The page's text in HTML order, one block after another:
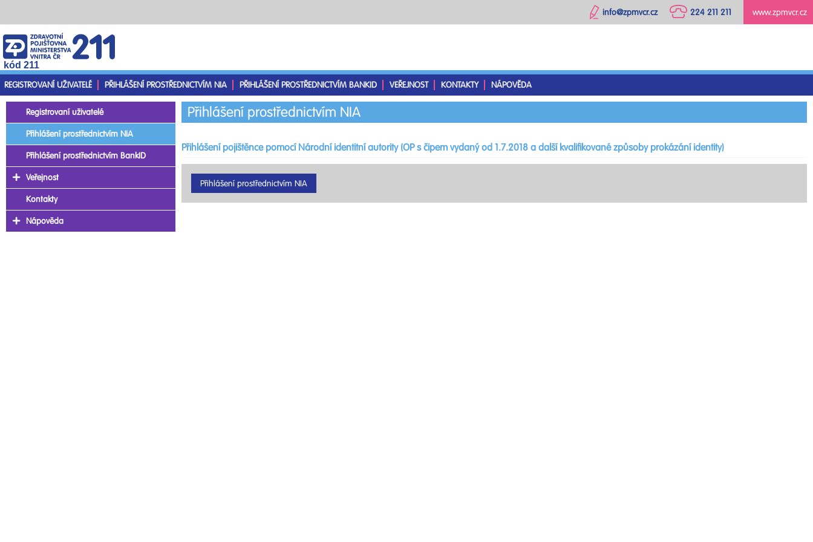
www.zpmvcr.cz
224 211 211
info@zpmvcr.cz
kód 211
REGISTROVANÍ UŽIVATELÉ
PŘIHLÁŠENÍ PROSTŘEDNICTVÍM NIA PŘIHLÁŠENÍ PROSTŘEDNICTVÍM BANKID VEŘEJNOST KONTAKTY NÁPOVĚDA
Přihlášení prostřednictvím NIA
Přihlášení pojištěnce pomocí Národní identitní autority (OP s čipem vydaný od 1.7.2018 a další kvalifikované způsoby prokázání identity)
Registrovaní uživatelé
Přihlášení prostřednictvím NIA
Přihlášení prostřednictvím BankID
Veřejnost
Kontakty
Nápověda